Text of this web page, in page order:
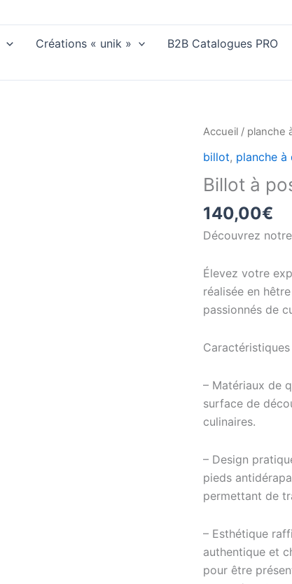
Créations « unik » B2B Catalogues PRO
Accueil/ planche
billot, planche à
Billot à
140,00€
Découvrez
Élevez votre
réalisée en
passionnés de
Caractéristiques
– Matériaux de
surface de
culinaires.
– Design
pieds
permettant de
– Esthétique
authentique et
pour être